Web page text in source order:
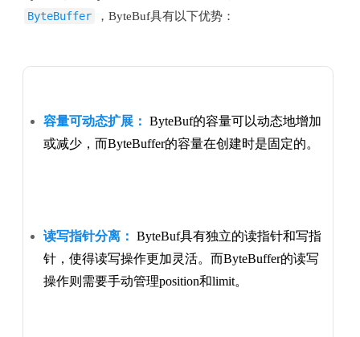
ByteBuffer
，ByteBuf具有以下优势：
容量可动态扩展： ByteBuf的容量可以动态地增加
或减少，而ByteBuffer的容量在创建时是固定的。
读写指针分离： ByteBuf具有独立的读指针和写指
针，使得读写操作更加灵活。而ByteBuffer的读写
操作则需要手动管理position和limit。